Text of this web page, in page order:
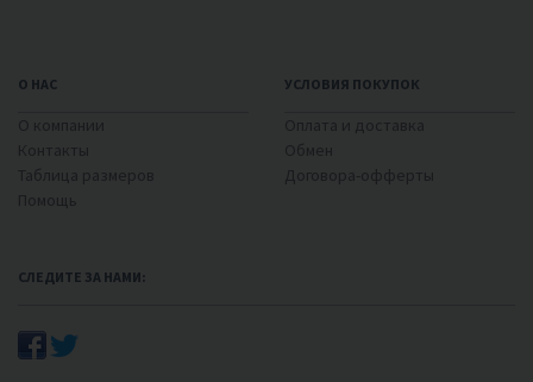
О НАС УСЛОВИЯ ПОКУПОК
СЛЕДИТЕ ЗА НАМИ: